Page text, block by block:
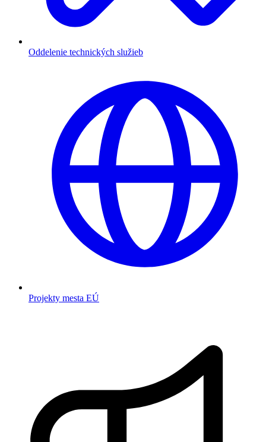
Oddelenie technických služieb
Projekty mesta EÚ